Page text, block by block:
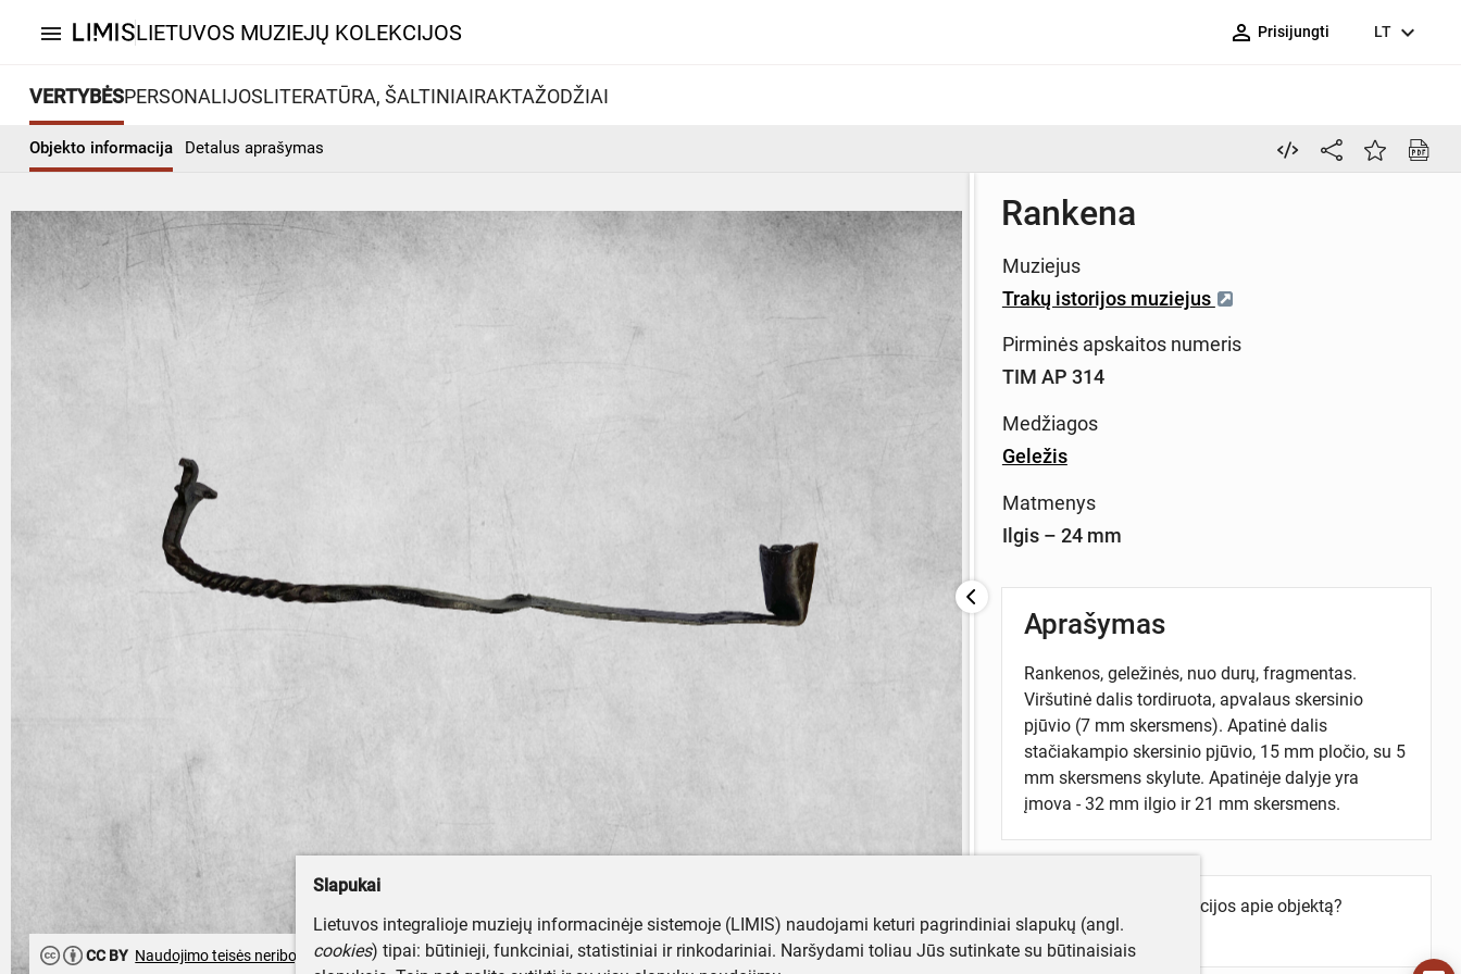
menu LIETUVOS MUZIEJŲ KOLEKCIJOS person_outline Prisijungti LT expand_more
VERTYBĖSPERSONALIJOSLITERATŪRA, ŠALTINIAIRAKTAŽODŽIAI
Objekto informacija Detalus aprašymas
CC BY Naudojimo teisės neribojamos
Rankena
Muziejus
Trakų istorijos muziejus
Pirminės apskaitos numeris
TIM AP 314
Medžiagos
Geležis
Matmenys
Ilgis – 24 mm
Aprašymas
Rankenos, geležinės, nuo durų, fragmentas.
Viršutinė dalis tordiruota, apvalaus skersinio
pjūvio (7 mm skersmens). Apatinė dalis
stačiakampio skersinio pjūvio, 15 mm pločio, su 5
mm skersmens skylute. Apatinėje dalyje yra
įmova - 32 mm ilgio ir 21 mm skersmens.
Turite daugiau informacijos apie objektą?
Parašykite mums!
Slapukai
Lietuvos integralioje muziejų informacinėje sistemoje (LIMIS) naudojami keturi pagrindiniai slapukų (angl.
cookies) tipai: būtinieji, funkciniai, statistiniai ir rinkodariniai. Naršydami toliau Jūs sutinkate su būtinaisiais